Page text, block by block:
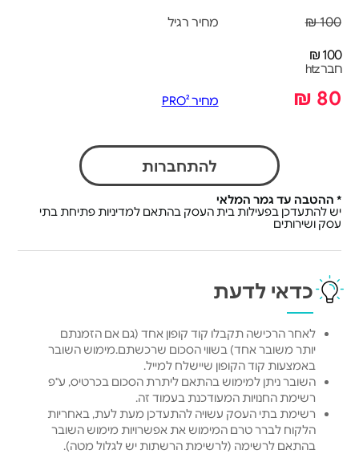
100 ₪ מחיר רגיל
100 ₪
חבר htz
80 ₪ מחיר PRO²
להתחברות
* ההטבה עד גמר המלאי
יש להתעדכן בפעילות בית העסק בהתאם למדיניות פתיחת בתי
עסק ושירותים
כדאי לדעת
לאחר הרכישה תקבלו קוד קופון אחד (גם אם הזמנתם
יותר משובר אחד) בשווי הסכום שרכשתם.מימוש השובר
באמצעות קוד הקופון שיישלח למייל.
השובר ניתן למימוש בהתאם ליתרת הסכום בכרטיס, ע"פ
רשימת החנויות המעודכנת בעמוד זה.
רשימת בתי העסק עשויה להתעדכן מעת לעת, באחריות
הלקוח לברר טרם המימוש את אפשרויות מימוש השובר
בהתאם לרשימה (לרשימת הרשתות יש לגלול מטה).